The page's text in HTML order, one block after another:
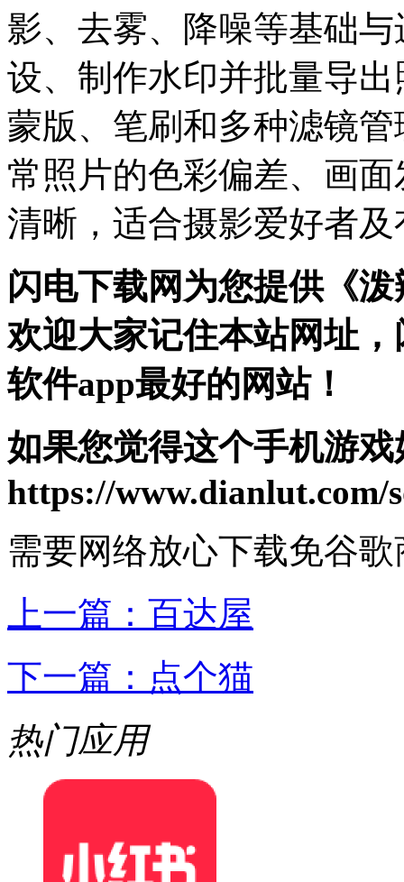
影、去雾、降噪等基础
设、制作水印并批量导
蒙版、笔刷和多种滤镜
常照片的色彩偏差、画
清晰，适合摄影爱好者
闪电下载网为您提供《
欢迎大家记住本站网址
软件app最好的网站！
如果您觉得这个手机游
https://www.dianlut.com/
需要网络放心下载免谷歌
上一篇： 百达屋
下一篇： 点个猫
热门应用